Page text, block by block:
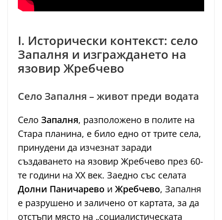
I. Исторически контекст: село
Запалня и изграждането на
язовир Жребчево
Село Запалня – живот преди водата
Село Запалня, разположено в полите на
Стара планина, е било едно от трите села,
принудени да изчезнат заради
създаването на язовир Жребчево през 60-
те години на XX век. Заедно със селата
Долни Паничарево и Жребчево, Запалня
е разрушено и заличено от картата, за да
отстъпи място на „социалистическата